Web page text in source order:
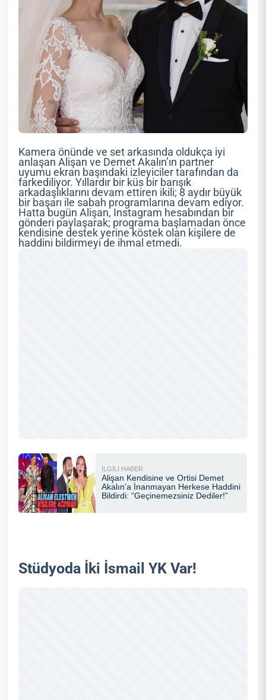
Kamera önünde ve set arkasında oldukça iyi
anlaşan Alişan ve Demet Akalın’ın partner
uyumu ekran başındaki izleyiciler tarafından da
farkediliyor. Yıllardır bir küs bir barışık
arkadaşlıklarını devam ettiren ikili; 8 aydır büyük
bir başarı ile sabah programlarına devam ediyor.
Hatta bugün Alişan, Instagram hesabından bir
gönderi paylaşarak; programa başlamadan önce
kendisine destek yerine köstek olan kişilere de
haddini bildirmeyi de ihmal etmedi.
Stüdyoda İki İsmail YK Var!